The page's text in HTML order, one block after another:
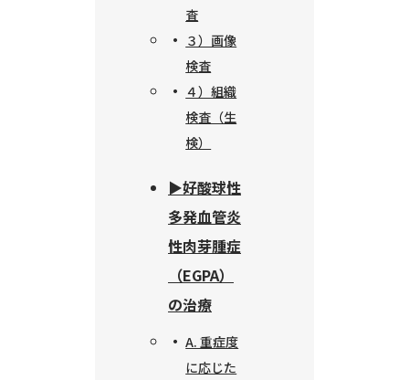
査
３）画像
検査
４）組織
検査（生
検）
▶︎好酸球性
多発血管炎
性肉芽腫症
（EGPA）
の治療
A. 重症度
に応じた